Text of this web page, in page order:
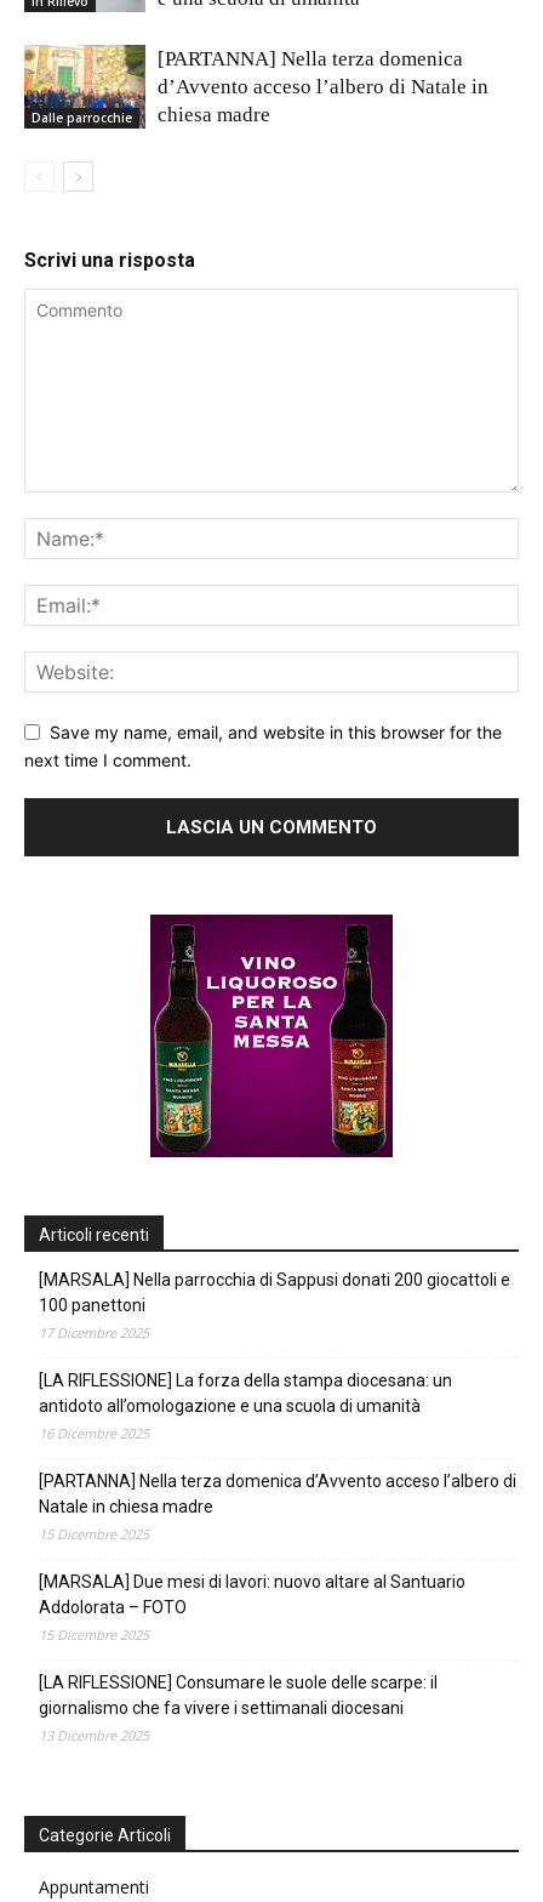
Dalle parrocchie
[PARTANNA] Nella terza domenica
d’Avvento acceso l’albero di Natale in
chiesa madre
Scrivi una risposta
Save my name, email, and website in this browser for the
next time I comment.
Articoli recenti
[MARSALA] Nella parrocchia di Sappusi donati 200 giocattoli e
100 panettoni
17 Dicembre 2025
[LA RIFLESSIONE] La forza della stampa diocesana: un
antidoto all’omologazione e una scuola di umanità
16 Dicembre 2025
[PARTANNA] Nella terza domenica d’Avvento acceso l’albero di
Natale in chiesa madre
15 Dicembre 2025
[MARSALA] Due mesi di lavori: nuovo altare al Santuario
Addolorata – FOTO
15 Dicembre 2025
[LA RIFLESSIONE] Consumare le suole delle scarpe: il
giornalismo che fa vivere i settimanali diocesani
13 Dicembre 2025
Categorie Articoli
Appuntamenti